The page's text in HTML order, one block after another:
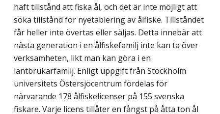
haft tillstånd att fiska ål, och det är inte möjligt att
söka tillstånd för nyetablering av ålfiske. Tillståndet
får heller inte övertas eller säljas. Detta innebär att
nästa generation i en ålfiskefamilj inte kan ta över
verksamheten, likt man kan göra i en
lantbrukarfamilj. Enligt uppgift från Stockholm
universitets Östersjöcentrum fördelas för
närvarande 178 ålfiskelicenser på 155 svenska
fiskare. Varje licens tillåter en fångst på åtta ton ål